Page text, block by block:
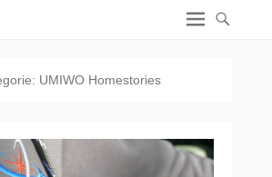
UMIWO Homestories